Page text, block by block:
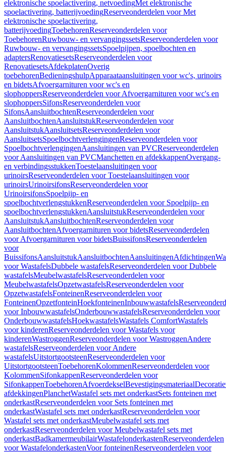
elektronische spoelactivering, netvoedingMet elektronische
spoelactivering, batterijvoedingReserveonderdelen voor Met
elektronische spoelactivering,
batterijvoedingToebehorenReserveonderdelen voor
ToebehorenRuwbouw- en vervangingssetsReserveonderdelen voor
Ruwbouw- en vervangingssetsSpoelpijpen, spoelbochten en
adaptersRenovatiesetsReserveonderdelen voor
RenovatiesetsAfdekplatenOverig
toebehorenBedieningshulpApparaataansluitingen voor wc's, urinoirs
en bidetsAfvoergarnituren voor wc's en
slophoppersReserveonderdelen voor Afvoergarnituren voor wc's en
slophoppersSifonsReserveonderdelen voor
SifonsAansluitbochtenReserveonderdelen voor
AansluitbochtenAansluitstukReserveonderdelen voor
AansluitstukAansluitsetsReserveonderdelen voor
AansluitsetsSpoelbochtverlengingenReserveonderdelen voor
SpoelbochtverlengingenAansluitingen van PVCReserveonderdelen
voor Aansluitingen van PVCManchetten en afdekkappenOvergang-
en verbindingsstukkenToestelaansluitingen voor
urinoirsReserveonderdelen voor Toestelaansluitingen voor
urinoirsUrinoirsifonsReserveonderdelen voor
UrinoirsifonsSpoelpijp- en
spoelbochtverlengstukkenReserveonderdelen voor Spoelpijp- en
spoelbochtverlengstukkenAansluitstukReserveonderdelen voor
AansluitstukAansluitbochtenReserveonderdelen voor
AansluitbochtenAfvoergarnituren voor bidetsReserveonderdelen
voor Afvoergarnituren voor bidetsBuissifonsReserveonderdelen
voor
BuissifonsAansluitstukAansluitbochtenAansluitingenAfdichtingen
voor WastafelsDubbele wastafelsReserveonderdelen voor Dubbele
wastafelsMeubelwastafelsReserveonderdelen voor
MeubelwastafelsOpzetwastafelsReserveonderdelen voor
OpzetwastafelsFonteinenReserveonderdelen voor
FonteinenOpzetfonteinHoekfonteinenInbouwwastafels
voor InbouwwastafelsOnderbouwwastafelsReserveonderdelen voor
OnderbouwwastafelsHoekwastafelsWastafels ComfortWastafels
voor kinderenReserveonderdelen voor Wastafels voor
kinderenWastroggenReserveonderdelen voor WastroggenAndere
wastafelsReserveonderdelen voor Andere
wastafelsUitstortgootsteenReserveonderdelen voor
UitstortgootsteenToebehorenKolommenReserveonderdelen voor
KolommenSifonkappenReserveonderdelen voor
SifonkappenToebehorenAfvoerdekselBevestigingsmateriaal
afdekkingenPlanchetWastafel sets met onderkastSets fonteinen met
onderkastReserveonderdelen voor Sets fonteinen met
onderkastWastafel sets met onderkastReserveonderdelen voor
Wastafel sets met onderkastMeubelwastafel sets met
onderkastReserveonderdelen voor Meubelwastafel sets met
onderkastBadkamermeubilairWastafelonderkastenReserveonderdelen
voor WastafelonderkastenVoor fonteinenReserveonderdelen voor